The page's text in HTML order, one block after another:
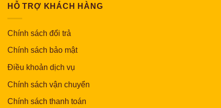
HỖ TRỢ KHÁCH HÀNG
Chính sách đổi trả
Chính sách bảo mật
Điều khoản dịch vụ
Chính sách vận chuyển
Chính sách thanh toán